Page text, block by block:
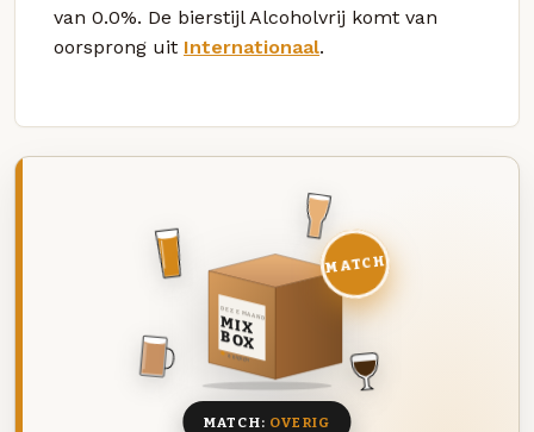
van 0.0%. De bierstijl Alcoholvrij komt van
oorsprong uit Internationaal.
DEZE MAAND
MIX
BOX
8 BIEREN
MATCH
MATCH: OVERIG